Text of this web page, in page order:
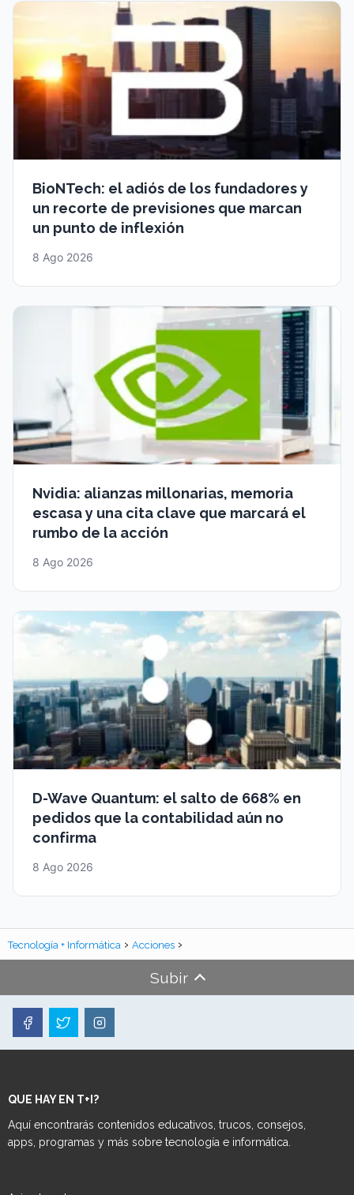
BioNTech: el adiós de los fundadores y
un recorte de previsiones que marcan
un punto de inflexión
8 Ago 2026
Nvidia: alianzas millonarias, memoria
escasa y una cita clave que marcará el
rumbo de la acción
8 Ago 2026
D-Wave Quantum: el salto de 668% en
pedidos que la contabilidad aún no
confirma
8 Ago 2026
Tecnología + Informática Acciones
Subir
QUE HAY EN T+I?
Aquí encontrarás contenidos educativos, trucos, consejos,
apps, programas y más sobre tecnología e informática.